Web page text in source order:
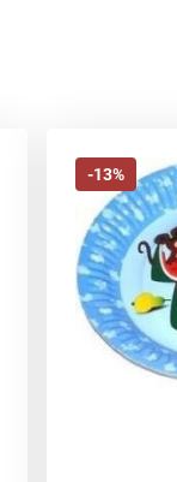
-13%